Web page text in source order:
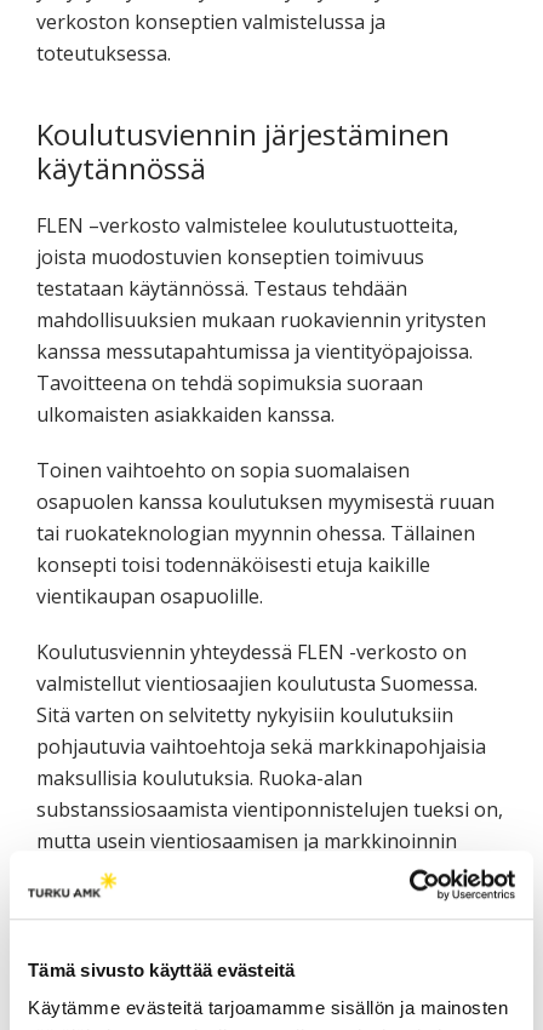
Tämä sivusto käyttää evästeitä
Käytämme evästeitä tarjoamamme sisällön ja mainosten
verkoston konseptien valmistelussa ja
toteutuksessa.
Koulutusviennin järjestäminen
käytännössä
FLEN –verkosto valmistelee koulutustuotteita,
joista muodostuvien konseptien toimivuus
testataan käytännössä. Testaus tehdään
mahdollisuuksien mukaan ruokaviennin yritysten
kanssa messutapahtumissa ja vientityöpajoissa.
Tavoitteena on tehdä sopimuksia suoraan
ulkomaisten asiakkaiden kanssa.
Toinen vaihtoehto on sopia suomalaisen
osapuolen kanssa koulutuksen myymisestä ruuan
tai ruokateknologian myynnin ohessa. Tällainen
konsepti toisi todennäköisesti etuja kaikille
vientikaupan osapuolille.
Koulutusviennin yhteydessä FLEN -verkosto on
valmistellut vientiosaajien koulutusta Suomessa.
Sitä varten on selvitetty nykyisiin koulutuksiin
pohjautuvia vaihtoehtoja sekä markkinapohjaisia
maksullisia koulutuksia. Ruoka-alan
substanssiosaamista vientiponnistelujen tueksi on,
mutta usein vientiosaamisen ja markkinoinnin
taidot ovat vielä puutteellisia. Tarve kattavalle
vientiosaajien koulutukselle on ilmeinen.
Miten FLEN –verkosto on tähän
mennessä onnistunut?